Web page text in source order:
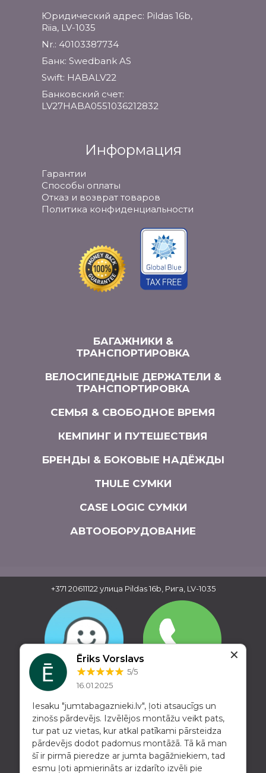
Юридический адрес: Pildas 16b,
Riia, LV-1035
Nr.: 40103387734
Банк: Swedbank AS
Swift: HABALV22
Банковский счет:
LV27HABA0551036212832
Информация
Гарантии
Способы оплаты
Отказ и возврат товаров
Политика конфиденциальности
БАГАЖНИКИ &
ТРАНСПОРТИРОВКА
ВЕЛОСИПЕДНЫЕ ДЕРЖАТЕЛИ &
ТРАНСПОРТИРОВКА
СЕМЬЯ & СВОБОДНОЕ ВРЕМЯ
КЕМПИНГ И ПУТЕШЕСТВИЯ
БРЕНДЫ & БОКОВЫЕ НАДЁЖДЫ
THULE СУМКИ
CASE LOGIC СУМКИ
АВТООБОРУДОВАНИЕ
+371 20611122 улица Pildas 16b, Рига, LV-1035
Ēriks Vorslavs
5/5
16.01.2025
Iesaku "jumtabagaznieki.lv", ļoti atsaucīgs un
zinošs pārdevējs. Izvēlējos montāžu veikt pats,
tur pat uz vietas, kur atkal patīkami pārsteidza
pārdevējs dodot padomus montāžā. Tā kā man
šī ir pirmā pieredze ar jumta bagāžniekiem, tad
esmu ļoti apmierināts ar izdarīto izvēli pie
✕